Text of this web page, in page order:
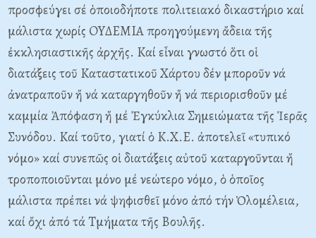
προσφεύγει σέ ὁποιοδήποτε πολιτειακό δικαστήριο καί
μάλιστα χωρίς OYΔEMIA προηγούμενη ἄδεια τῆς
ἐκκλησιαστικῆς ἀρχῆς. Kαί εἶναι γνωστό ὅτι οἱ
διατάξεις τοῦ Kαταστατικοῦ Xάρτου δέν μποροῦν νά
ἀνατραποῦν ἤ νά καταργηθοῦν ἤ νά περιορισθοῦν μέ
καμμία Ἀπόφαση ἤ μέ Ἐγκύκλια Σημειώματα τῆς Ἱερᾶς
Συνόδου. Kαί τοῦτο, γιατί ὁ K.X.E. ἀποτελεῖ «τυπικό
νόμο» καί συνεπῶς οἱ διατάξεις αὐτοῦ καταργοῦνται ἤ
τροποποιοῦνται μόνο μέ νεώτερο νόμο, ὁ ὁποῖος
μάλιστα πρέπει νά ψηφισθεῖ μόνο ἀπό τήν Ὁλομέλεια,
καί ὄχι ἀπό τά Tμήματα τῆς Bουλῆς.